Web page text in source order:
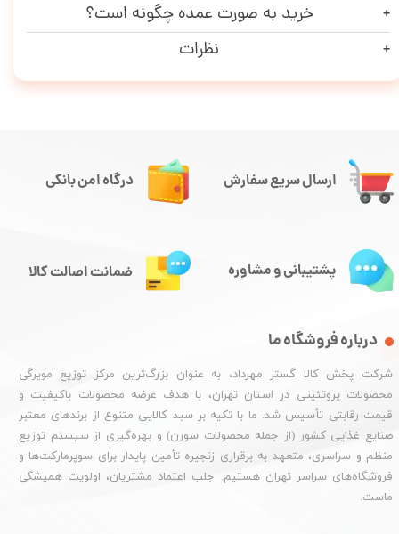
خرید به صورت عمده چگونه است؟
نظرات
ارسال سریع سفارش
درباره فروشگاه ما
شرکت پخش کالا گستر مهرداد، به عنوان بزرگ‌ترین مرکز توزیع مویرگی
محصولات پروتئینی در استان تهران، با هدف عرضه محصولات باکیفیت و
قیمت رقابتی تأسیس شد. ما با تکیه بر سبد کالایی متنوع از برندهای معتبر
صنایع غذایی کشور (از جمله محصولات سورن) و بهره‌گیری از سیستم توزیع
منظم و سراسری، متعهد به برقراری زنجیره تأمین پایدار برای سوپرمارکت‌ها و
فروشگاه‌های سراسر تهران هستیم. جلب اعتماد مشتریان، اولویت همیشگی
ماست.
درگاه امن بانکی
پشتیبانی و مشاوره ضمانت اصالت کالا